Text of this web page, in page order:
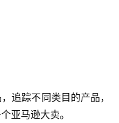
追踪不同类目的产品，
亚马逊大卖。